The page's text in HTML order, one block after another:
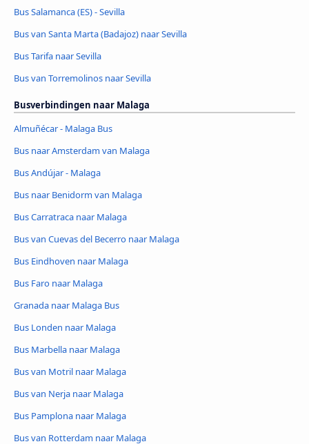
Bus Salamanca (ES) - Sevilla
Bus van Santa Marta (Badajoz) naar Sevilla
Bus Tarifa naar Sevilla
Bus van Torremolinos naar Sevilla
Busverbindingen naar Malaga
Almuñécar - Malaga Bus
Bus naar Amsterdam van Malaga
Bus Andújar - Malaga
Bus naar Benidorm van Malaga
Bus Carratraca naar Malaga
Bus van Cuevas del Becerro naar Malaga
Bus Eindhoven naar Malaga
Bus Faro naar Malaga
Granada naar Malaga Bus
Bus Londen naar Malaga
Bus Marbella naar Malaga
Bus van Motril naar Malaga
Bus van Nerja naar Malaga
Bus Pamplona naar Malaga
Bus van Rotterdam naar Malaga